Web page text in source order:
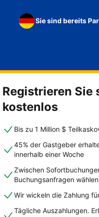
Sie sind bereits
Registrieren Sie
kostenlos
Bis zu 1 Million $
45% der Gastgeber
innerhalb einer Woche
Zwischen
Buchungsanfragen wählen
Wir wickeln die Zahlung
Tägliche Auszahlungen.